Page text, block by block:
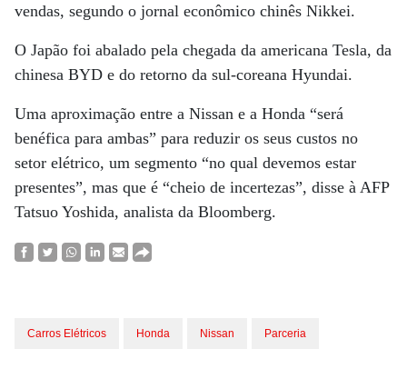
vendas, segundo o jornal econômico chinês Nikkei.
O Japão foi abalado pela chegada da americana Tesla, da
chinesa BYD e do retorno da sul-coreana Hyundai.
Uma aproximação entre a Nissan e a Honda “será
benéfica para ambas” para reduzir os seus custos no
setor elétrico, um segmento “no qual devemos estar
presentes”, mas que é “cheio de incertezas”, disse à AFP
Tatsuo Yoshida, analista da Bloomberg.
Carros Elétricos Honda Nissan Parceria